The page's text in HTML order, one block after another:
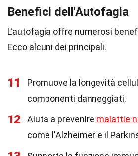
Benefici dell'Autofagia
L'autofagia offre numerosi
Ecco alcuni dei principali.
11
Promuove la longevità
componenti danneggiati.
12 Aiuta a prevenire malattie
come l'Alzheimer e il